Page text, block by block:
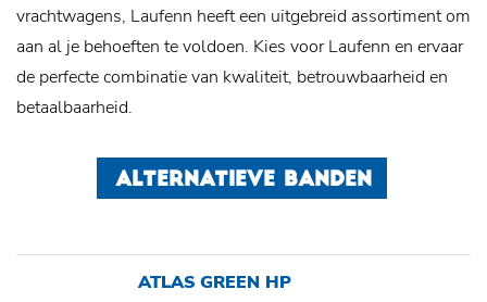
vrachtwagens, Laufenn heeft een uitgebreid assortiment om
aan al je behoeften te voldoen. Kies voor Laufenn en ervaar
de perfecte combinatie van kwaliteit, betrouwbaarheid en
betaalbaarheid.
ALTERNATIEVE BANDEN
ATLAS GREEN HP